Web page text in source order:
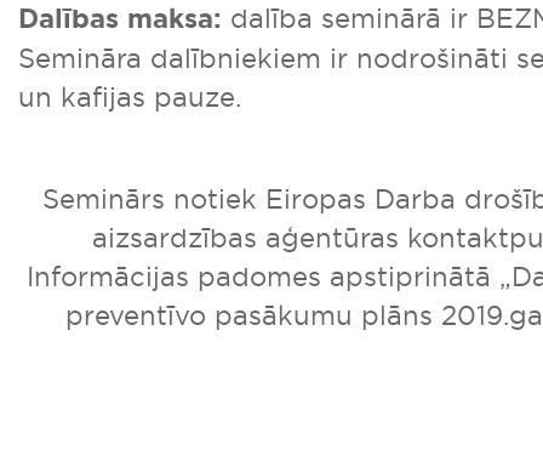
Dalības maksa: dalība seminārā ir
Semināra dalībniekiem ir nodrošināti
un kafijas pauze.
Seminārs notiek Eiropas Darba
aizsardzības aģentūras
Informācijas padomes apstiprinātā
preventīvo pasākumu plāns